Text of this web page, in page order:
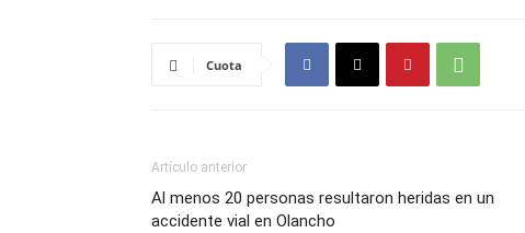
Cuota
Artículo anterior
Al menos 20 personas resultaron heridas en un
accidente vial en Olancho